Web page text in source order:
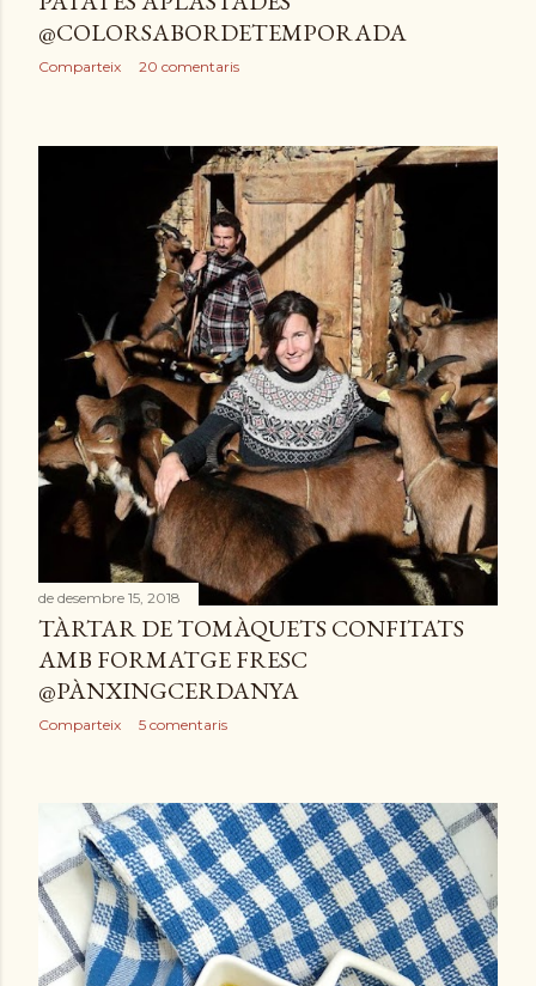
@COLORSABORDETEMPORADA
Comparteix 20 comentaris
de desembre 15, 2018
TÀRTAR DE TOMÀQUETS CONFITATS
AMB FORMATGE FRESC
@PÀNXINGCERDANYA
Comparteix 5 comentaris